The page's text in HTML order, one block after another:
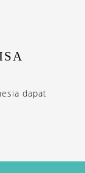
dapat